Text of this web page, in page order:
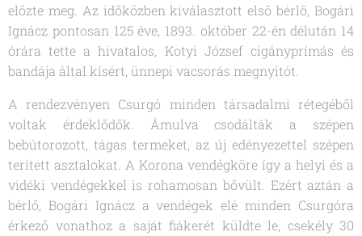
előzte meg. Az időközben kiválasztott első bérlő, Bogári
Ignácz pontosan 125 éve, 1893. október 22-én délután 14
órára tette a hivatalos, Kotyi József cigányprímás és
bandája által kísért, ünnepi vacsorás megnyitót.
A rendezvényen Csurgó minden társadalmi rétegéből
voltak érdeklődők. Ámulva csodálták a szépen
bebútorozott, tágas termeket, az új edényezettel szépen
terített asztalokat. A Korona vendégköre így a helyi és a
vidéki vendégekkel is rohamosan bővült. Ezért aztán a
bérlő, Bogári Ignácz a vendégek elé minden Csurgóra
érkező vonathoz a saját fiákerét küldte le, csekély 30